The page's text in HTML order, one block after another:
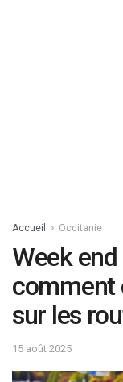
Accueil Occitanie
Week
comment
sur les
15 août 2025